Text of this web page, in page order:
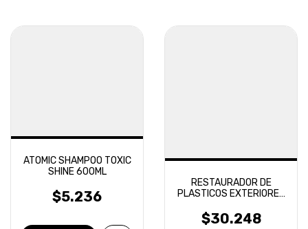
ATOMIC SHAMPOO TOXIC
SHINE 600ML
$5.236
RESTAURADOR DE
PLASTICOS EXTERIORES
$30.248